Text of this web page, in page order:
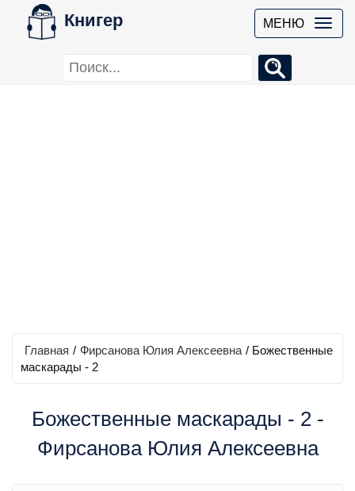
Книгер МЕНЮ
Главная / Фирсанова Юлия Алексеевна / Божественные
маскарады - 2
Божественные маскарады - 2 -
Фирсанова Юлия Алексеевна